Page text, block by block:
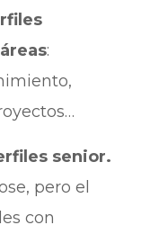
:
senior.
pero el
con